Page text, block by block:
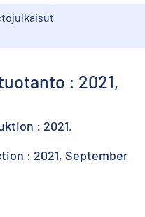
: 2021,
: 2021,
: 2021, September